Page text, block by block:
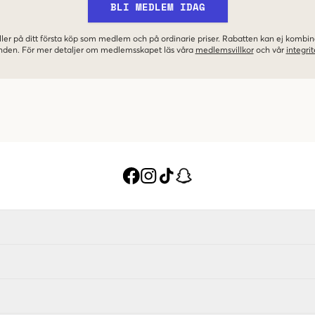
BLI MEDLEM IDAG
på ditt första köp som medlem och på ordinarie priser. Rabatten kan ej
För mer detaljer om medlemsskapet läs våra medlemsvillkor och vår